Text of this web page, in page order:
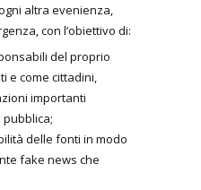
altra evenienza,
con l’obiettivo di:
del proprio
e come cittadini,
importanti
pubblica;
delle fonti in modo
fake news che